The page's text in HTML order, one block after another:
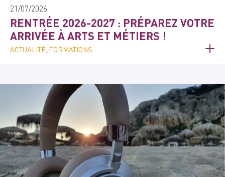
21/07/2026
RENTRÉE 2026-2027 : PRÉPAREZ VOTRE
ARRIVÉE À ARTS ET MÉTIERS !
ACTUALITÉ, FORMATIONS